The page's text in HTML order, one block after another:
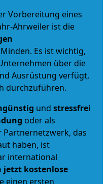
Vorbereitung eines
Ahrweiler ist die
Es ist wichtig,
über die
Ausrüstung verfügt,
durchzuführen.
und stressfrei
oder als
Partnernetzwerk, das
haben, ist
international
jetzt kostenlose
einen ersten